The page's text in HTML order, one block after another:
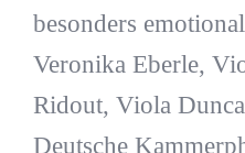
besonders
Veronika Eberle,
Ridout, Viola
Deutsche